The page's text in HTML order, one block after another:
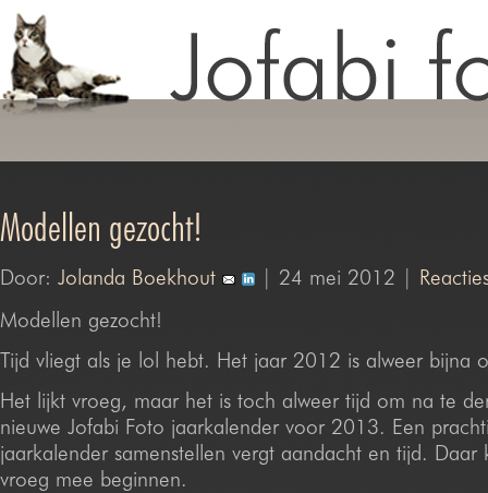
Modellen gezocht!
Door: Jolanda Boekhout | 24 mei 2012 |
Modellen gezocht!
Tijd vliegt als je lol hebt. Het jaar 2012 is alweer bijna
Het lijkt vroeg, maar het is toch alweer tijd om na te
nieuwe Jofabi Foto jaarkalender voor 2013. Een
jaarkalender samenstellen vergt aandacht en tijd. Daar
vroeg mee beginnen.